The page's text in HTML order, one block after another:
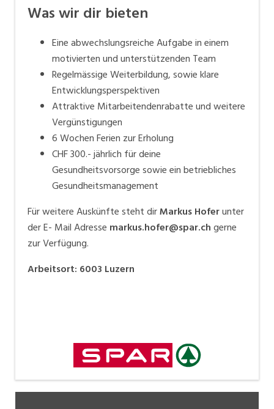
Was wir dir bieten
Eine abwechslungsreiche Aufgabe in einem
motivierten und unterstützenden Team
Regelmässige Weiterbildung, sowie klare
Entwicklungsperspektiven
Attraktive Mitarbeitendenrabatte und weitere
Vergünstigungen
6 Wochen Ferien zur Erholung
CHF 300.- jährlich für deine
Gesundheitsvorsorge sowie ein betriebliches
Gesundheitsmanagement
Für weitere Auskünfte steht dirMarkus Hoferunter
der E- Mail Adresse markus.hofer@spar.chgerne
zur Verfügung.
Arbeitsort: 6003 Luzern